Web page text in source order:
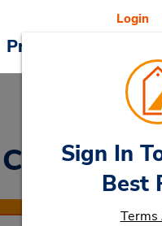
Promoções
Login
Car Rental
Sign In
Best